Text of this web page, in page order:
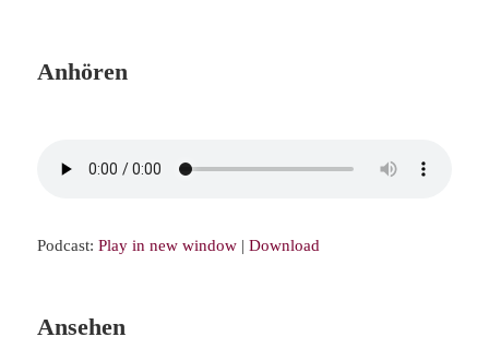
Anhören
Podcast:Play in new window |Download
Ansehen